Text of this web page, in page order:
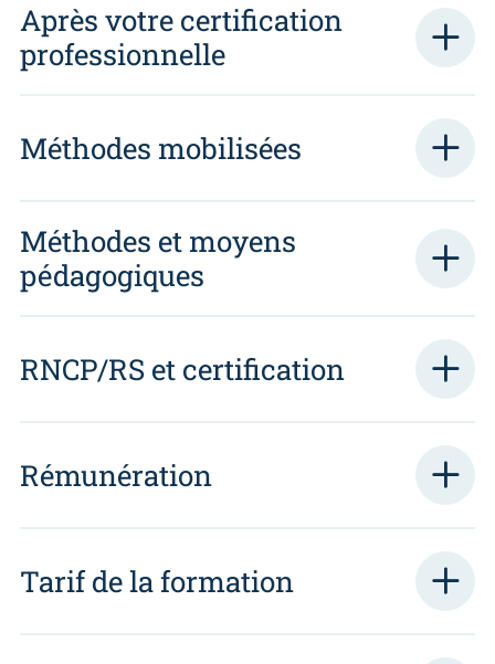
Après votre certification
professionnelle
Méthodes mobilisées
Méthodes et moyens
pédagogiques
RNCP/RS et certification
Rémunération
Tarif de la formation